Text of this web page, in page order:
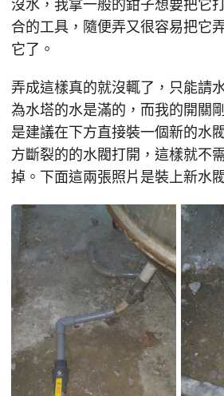
沒水，我拿一般的鉗子想要把它
合的工具，隨便弄又很容易把它
它了。
弄成這樣真的就沒輒了，只能請
為水塔的水是滿的，而我的開關
是建議在下方直接裝一個新的水
方斷裂的的水閥打開，這樣就不
掉。下面這兩張照片是裝上新水